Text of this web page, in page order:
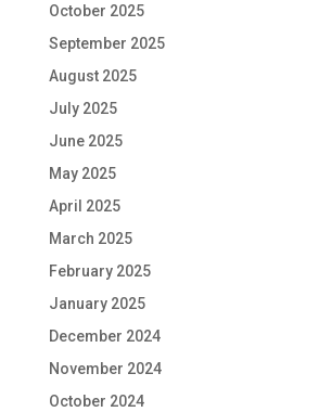
October 2025
September 2025
August 2025
July 2025
June 2025
May 2025
April 2025
March 2025
February 2025
January 2025
December 2024
November 2024
October 2024